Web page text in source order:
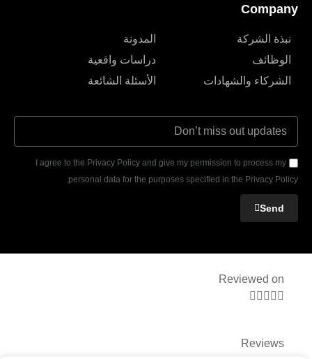
Company
نبذة الشركة
الوظائف
الشركاء والشهادات
المدونة
دراسات واقعية
الأسئلة الشائعة
I agree to the Privacy Policy and give my permission to process my
personal data for the purposes specified in the Privacy Policy.
Send
Reviewed on
    
Reviews